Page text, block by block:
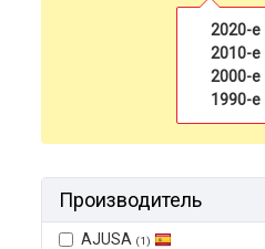
2020-е
2010-е
2000-е
1990-е
Производитель
AJUSA (1)